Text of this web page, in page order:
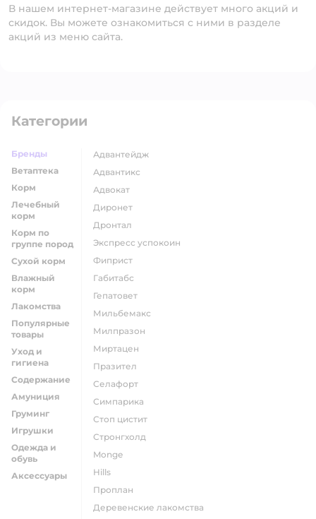
В нашем интернет-магазине действует много акций и
скидок. Вы можете ознакомиться с ними в разделе
акций из меню сайта.
Категории
Бренды
Ветаптека
Корм
Лечебный
корм
Корм по
группе пород
Сухой корм
Влажный
корм
Лакомства
Популярные
товары
Уход и
гигиена
Содержание
Амуниция
Груминг
Игрушки
Одежда и
обувь
Аксессуары
адвантейдж
адвантикс
адвокат
диронет
дронтал
экспресс успокоин
фиприст
габитабс
гепатовет
мильбемакс
милпразон
миртацен
празител
селафорт
симпарика
стоп цистит
стронгхолд
monge
hills
проплан
деревенские лакомства